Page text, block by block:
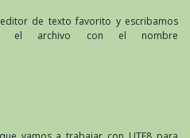
de texto favorito y escribamos
el archivo con el nombre